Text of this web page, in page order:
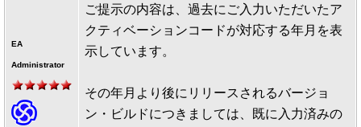
EA
Administrator
ご提示の内容は、過去にご入力いただいたア
クティベーションコードが対応する年月を表
示しています。
その年月より後にリリースされるバージョ
ン・ビルドにつきましては、既に入力済みの